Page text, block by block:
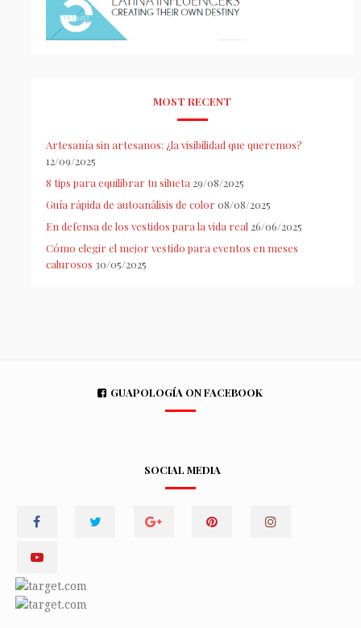
MOST RECENT
Artesanía sin artesanos: ¿la visibilidad que queremos?
12/09/2025
8 tips para equilibrar tu silueta 29/08/2025
Guía rápida de autoanálisis de color 08/08/2025
En defensa de los vestidos para la vida real 26/06/2025
Cómo elegir el mejor vestido para eventos en meses
calurosos 30/05/2025
GUAPOLOGÍA ON FACEBOOK
SOCIAL MEDIA